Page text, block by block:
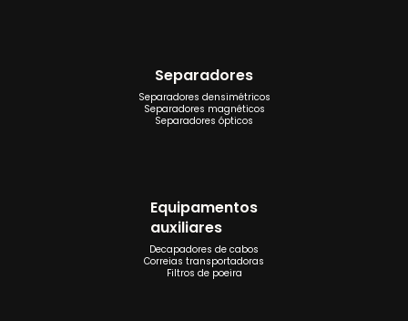
Separadores
Separadores densimétricos
Separadores magnéticos
Separadores ópticos
Equipamentos
auxiliares
Decapadores de cabos
Correias transportadoras
Filtros de poeira